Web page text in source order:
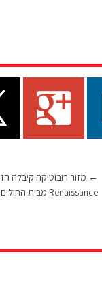
← מזור רובוטיקה קיבלה
Renaissance מבית החולים רוברט ווד ג'ונסון